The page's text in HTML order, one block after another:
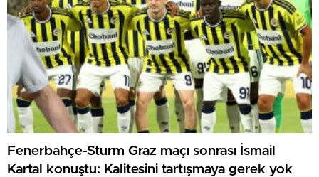
Fenerbahçe-Sturm Graz maçı sonrası İsmail
Kartal konuştu: Kalitesini tartışmaya gerek yok